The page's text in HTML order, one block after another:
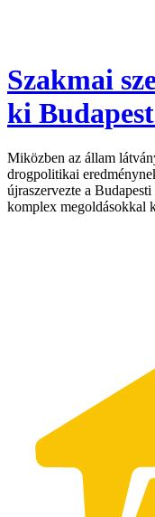
Szakmai
ki
Miközben az állam
drogpolitikai
újraszervezte a
komplex megoldásokkal